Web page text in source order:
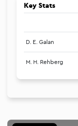
Key Stats
D. E. Galan
M. H. Rehberg
Μενού